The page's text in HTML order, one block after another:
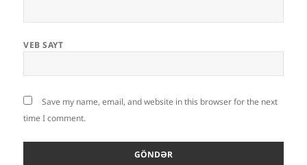
VEB SAYT
Save my name, email, and website in this browser for the next
time I comment.